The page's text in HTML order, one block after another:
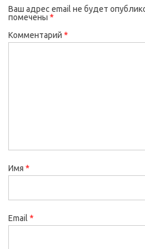
Ваш адрес email не будет
помечены *
Комментарий *
Имя *
Email *